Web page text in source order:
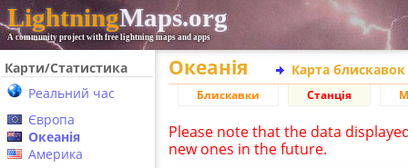
LightningMaps.org
A community project with free lightning maps and apps
Карти/Статистика
Реальний час
Європа
Океанія
Америка
Океанія Карта
Блискавки Станція
Please note that the data
new ones in the future.